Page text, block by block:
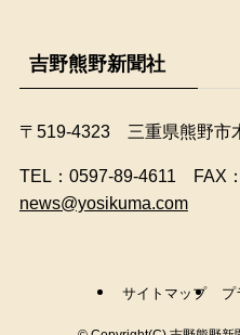
吉野熊野新聞社
〒519-4323 三重県熊野市
​TEL：0597-89-4611 FAX
news@yosikuma.com
サイトマップ プ